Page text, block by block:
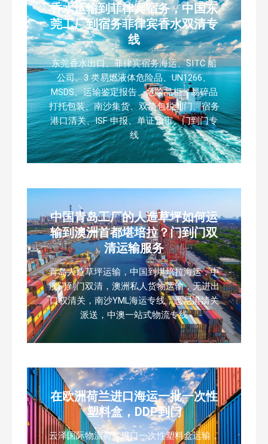
香水运输到菲律宾宿务，中国东
莞工厂到宿务菲律宾香水双清专
线
东莞香水出口、菲律宾宿务海运、SITC 船
公司、3 类易燃液体危险品、UN1266、
MSDS、运输鉴定报告、危险品柜、易碎品
打托包装、南沙集货、双清包税到门、宿务
港口清关、ISF 申报、单证预审、门到门专
线
中国青岛工厂的人造草坪如何运
输到澳洲首都堪培拉？门到门双
清运输服务
青岛人造草坪运输，中国到堪培拉海运，中
澳门到门双清，澳洲私人货物运输，无进出
口权清关，南沙YML海运专线，悉尼港清关
派送，中澳一站式物流专线
在欧洲荷兰进口海运一批一次性
塑料盒，DDP到门
云泽国际物流荷兰进口一次性塑料盒运输，